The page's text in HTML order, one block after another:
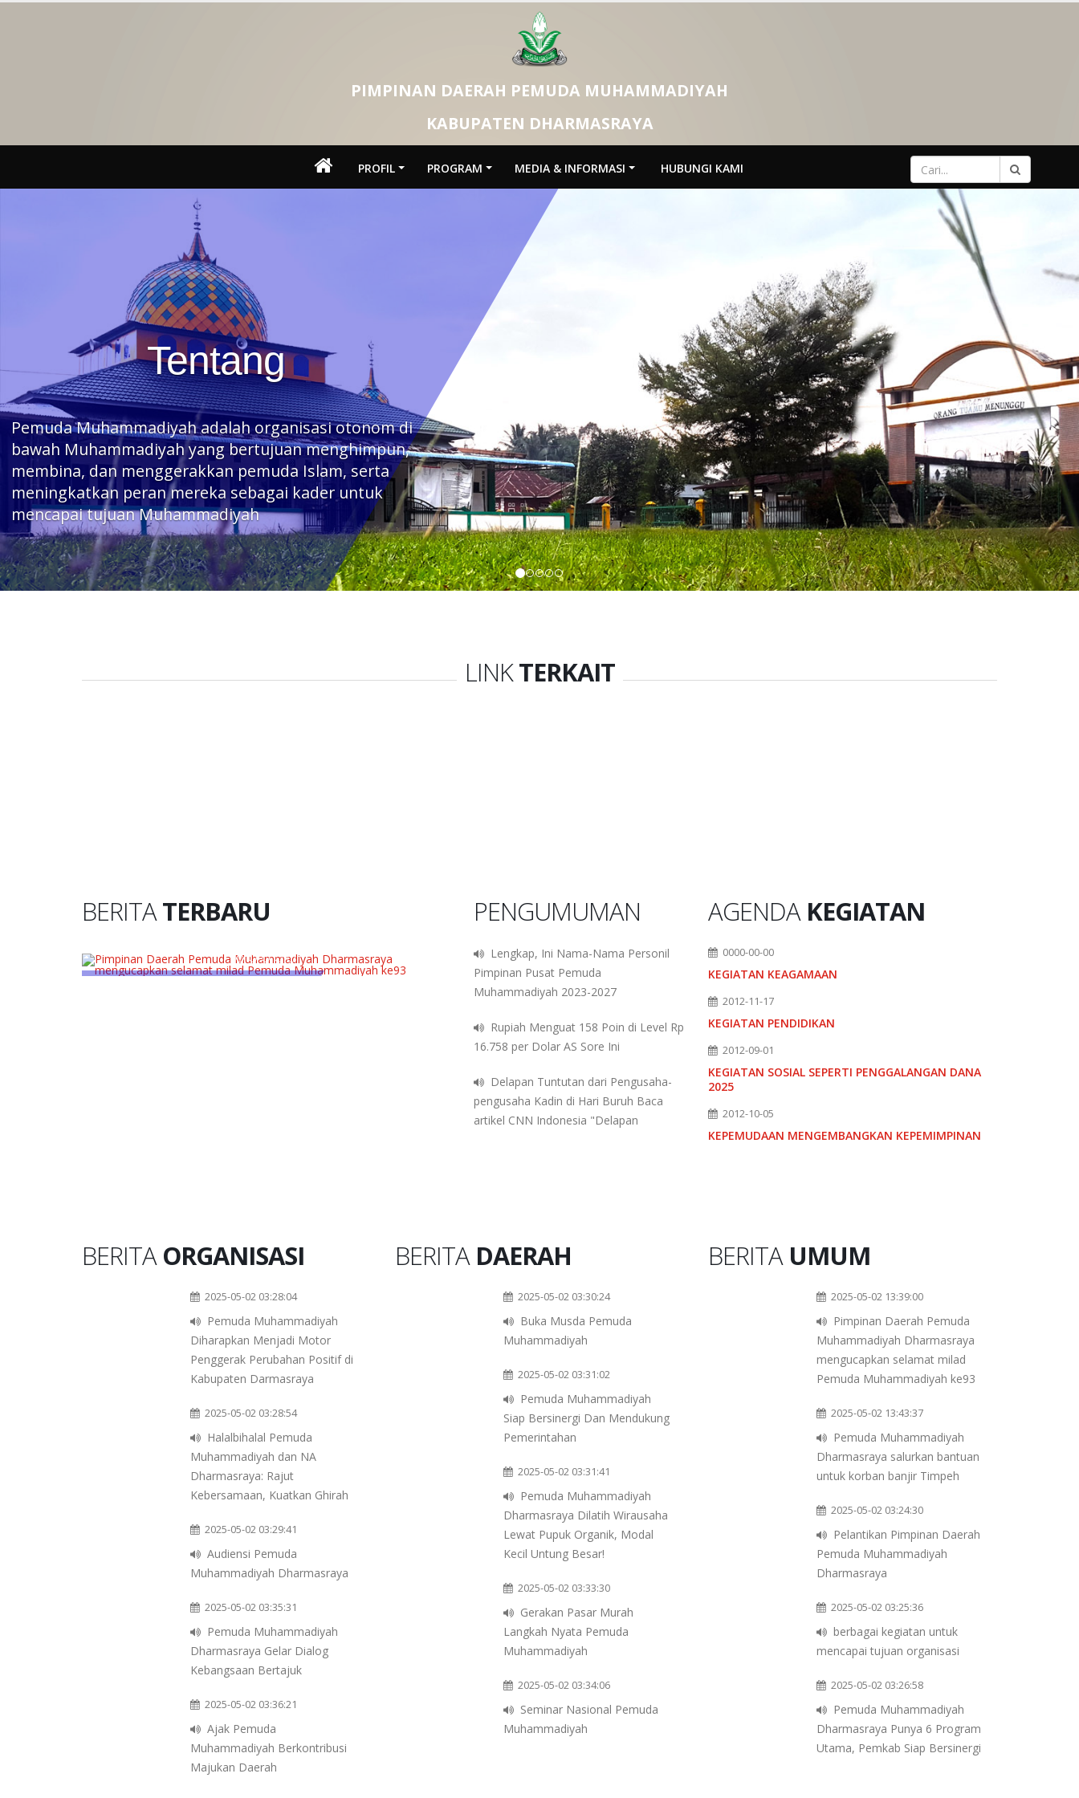
PIMPINAN DAERAH PEMUDA MUHAMMADIYAH
KABUPATEN DHARMASRAYA
PROFIL PROGRAM MEDIA & INFORMASI HUBUNGI KAMI
Tentang
Pemuda Muhammadiyah adalah organisasi otonom di
bawah Muhammadiyah yang bertujuan menghimpun,
membina, dan menggerakkan pemuda Islam, serta
meningkatkan peran mereka sebagai kader untuk
mencapai tujuan Muhammadiyah
LINKTERKAIT
BERITATERBARU PENGUMUMAN
Lengkap, Ini Nama-Nama Personil
Pimpinan Pusat Pemuda
Muhammadiyah 2023-2027
Rupiah Menguat 158 Poin di Level Rp
16.758 per Dolar AS Sore Ini
Delapan Tuntutan dari Pengusaha-
pengusaha Kadin di Hari Buruh Baca
artikel CNN Indonesia "Delapan
AGENDA KEGIATAN
0000-00-00
KEGIATAN KEAGAMAAN
2012-11-17
KEGIATAN PENDIDIKAN
2012-09-01
KEGIATAN SOSIAL SEPERTI PENGGALANGAN DANA
2025
2012-10-05
KEPEMUDAAN MENGEMBANGKAN KEPEMIMPINAN
BERITAORGANISASI
2025-05-02 03:28:04
Pemuda Muhammadiyah
Diharapkan Menjadi Motor
Penggerak Perubahan Positif di
Kabupaten Darmasraya
2025-05-02 03:28:54
Halalbihalal Pemuda
Muhammadiyah dan NA
Dharmasraya: Rajut
Kebersamaan, Kuatkan Ghirah
2025-05-02 03:29:41
Audiensi Pemuda
Muhammadiyah Dharmasraya
2025-05-02 03:35:31
Pemuda Muhammadiyah
Dharmasraya Gelar Dialog
Kebangsaan Bertajuk
2025-05-02 03:36:21
Ajak Pemuda
Muhammadiyah Berkontribusi
Majukan Daerah
BERITA DAERAH
2025-05-02 03:30:24
Buka Musda Pemuda
Muhammadiyah
2025-05-02 03:31:02
Pemuda Muhammadiyah
Siap Bersinergi Dan Mendukung
Pemerintahan
2025-05-02 03:31:41
Pemuda Muhammadiyah
Dharmasraya Dilatih Wirausaha
Lewat Pupuk Organik, Modal
Kecil Untung Besar!
2025-05-02 03:33:30
Gerakan Pasar Murah
Langkah Nyata Pemuda
Muhammadiyah
2025-05-02 03:34:06
Seminar Nasional Pemuda
Muhammadiyah
BERITA UMUM
2025-05-02 13:39:00
Pimpinan Daerah Pemuda
Muhammadiyah Dharmasraya
mengucapkan selamat milad
Pemuda Muhammadiyah ke93
2025-05-02 13:43:37
Pemuda Muhammadiyah
Dharmasraya salurkan bantuan
untuk korban banjir Timpeh
2025-05-02 03:24:30
Pelantikan Pimpinan Daerah
Pemuda Muhammadiyah
Dharmasraya
2025-05-02 03:25:36
berbagai kegiatan untuk
mencapai tujuan organisasi
2025-05-02 03:26:58
Pemuda Muhammadiyah
Dharmasraya Punya 6 Program
Utama, Pemkab Siap Bersinergi